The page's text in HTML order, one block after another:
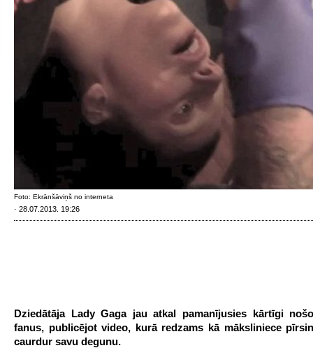
Foto: Ekrānšāviņš no interneta
· 28.07.2013. 19:26
Dziedātāja Lady Gaga jau atkal pamanījusies kārtīgi
fanus, publicējot video, kurā redzams kā māksliniece
caurdur savu degunu.